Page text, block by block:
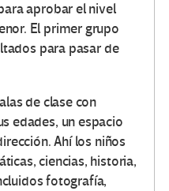
aprobar el nivel
El primer grupo
para pasar de
de clase con
edades, un espacio
Ahí los niños
ciencias, historia,
fotografía,